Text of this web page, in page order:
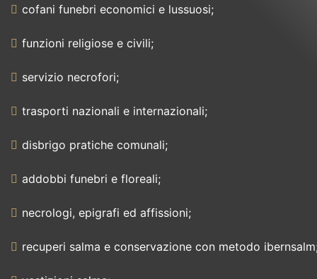
cofani funebri economici e lussuosi;
funzioni religiose e civili;
servizio necrofori;
trasporti nazionali e internazionali;
disbrigo pratiche comunali;
addobbi funebri e floreali;
necrologi, epigrafi ed affissioni;
recuperi salma e conservazione con metodo